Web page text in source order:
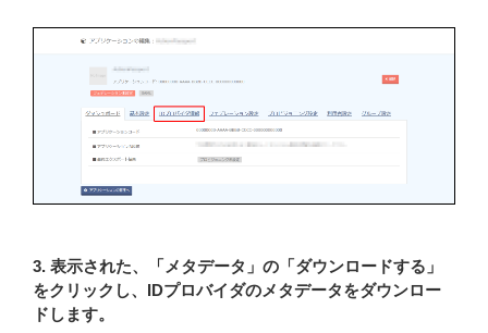
3. 表示された、「メタデータ」の「ダウンロードする」
をクリックし、IDプロバイダのメタデータをダウンロー
ドします。